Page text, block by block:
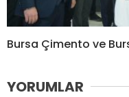
Bursa Çimento ve
YORUMLAR